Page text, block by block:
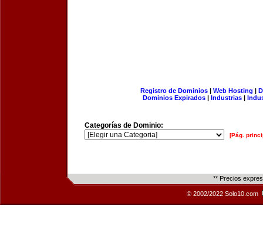
Registro de Dominios| Web Hosting |
Dominios Expirados | Industrias |
Categorías de Dominio:
[Pág.
** Precios
© 2002/2022 Solo10.com